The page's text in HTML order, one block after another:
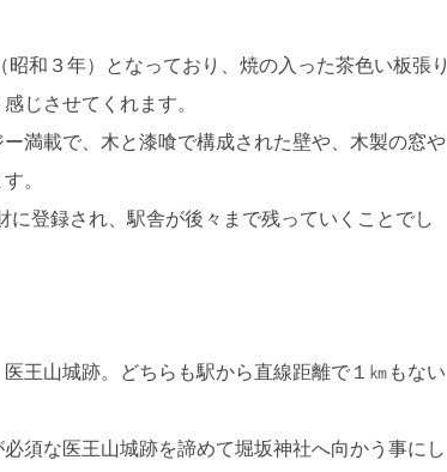
和３年）となっており、焼の入った茶色い板張り
じさせてくれます。
満載で、木と漆喰で構成された壁や、木製の窓や
。
登録され、駅舎が後々まで残っていくことでし
王山城跡。どちらも駅から直線距離で１㎞もない
須な医王山城跡を諦めて堀坂神社へ向かう事にし